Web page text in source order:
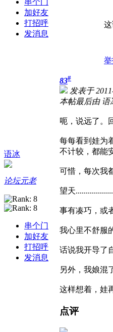
串个门
加好友
打招呼
发消息
语冰
论坛元老
串个门
加好友
打招呼
发消息
83#
发表于
本帖最后由 语
呃，说远了。
每每看到娃为
不计较，都能
可惜，每次我
望天
事有凑巧，或
我心里不舒服
话说我开导了
另外，我娘混
这样想着，娃
点评